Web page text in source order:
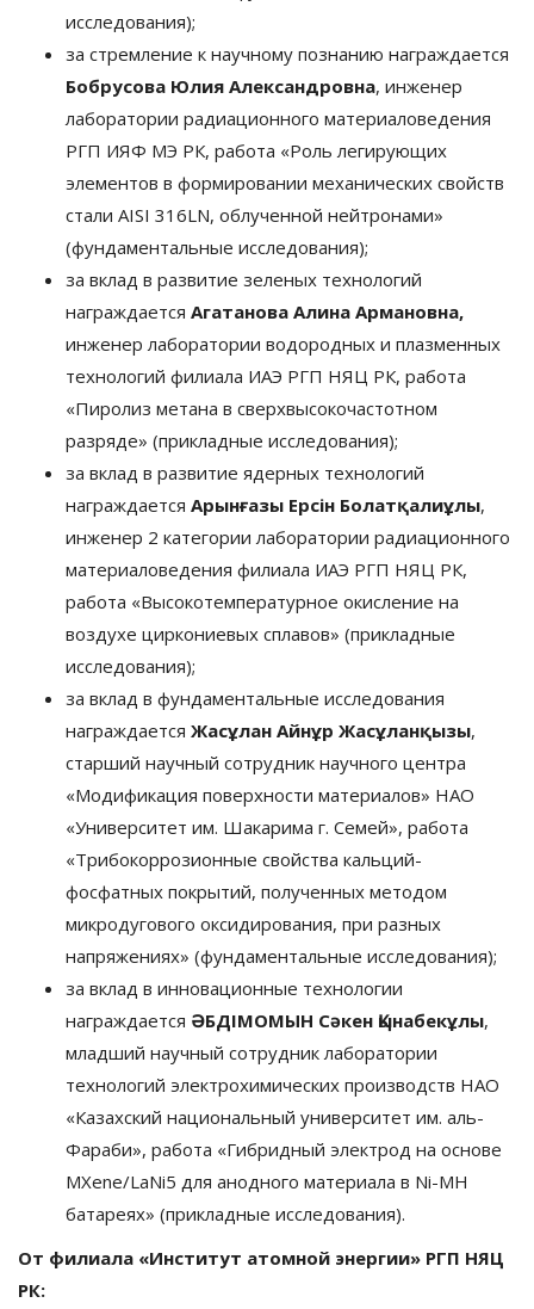
исследования);
за стремление к научному познанию награждается
Бобрусова Юлия Александровна, инженер
лаборатории радиационного материаловедения
РГП ИЯФ МЭ РК, работа «Роль легирующих
элементов в формировании механических свойств
стали AISI 316LN, облученной нейтронами»
(фундаментальные исследования);
за вклад в развитие зеленых технологий
награждается Агатанова Алина Армановна,
инженер лаборатории водородных и плазменных
технологий филиала ИАЭ РГП НЯЦ РК, работа
«Пиролиз метана в сверхвысокочастотном
разряде» (прикладные исследования);
за вклад в развитие ядерных технологий
награждается Арынғазы Ерсін Болатқалиұлы,
инженер 2 категории лаборатории радиационного
материаловедения филиала ИАЭ РГП НЯЦ РК,
работа «Высокотемпературное окисление на
воздухе циркониевых сплавов» (прикладные
исследования);
за вклад в фундаментальные исследования
награждается Жасұлан Айнұр Жасұланқызы,
старший научный сотрудник научного центра
«Модификация поверхности материалов» НАО
«Университет им. Шакарима г. Семей», работа
«Трибокоррозионные свойства кальций-
фосфатных покрытий, полученных методом
микродугового оксидирования, при разных
напряжениях» (фундаментальные исследования);
за вклад в инновационные технологии
награждается ӘБДІМОМЫН Сәкен Қынабекұлы,
младший научный сотрудник лаборатории
технологий электрохимических производств НАО
«Казахский национальный университет им. аль-
Фараби», работа «Гибридный электрод на основе
MXene/LaNi5 для анодного материала в Ni-MH
батареях» (прикладные исследования).
От филиала «Институт атомной энергии» РГП НЯЦ
РК: